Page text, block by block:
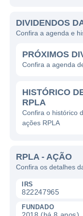
DIVIDENDOS
Confira a agenda e
PRÓXIMOS
Confira a agenda
HISTÓRICO
RPLA
Confira o histórico
ações RPLA
RPLA - AÇÃO
Confira os detalhes
IRS
822247965
FUNDADO